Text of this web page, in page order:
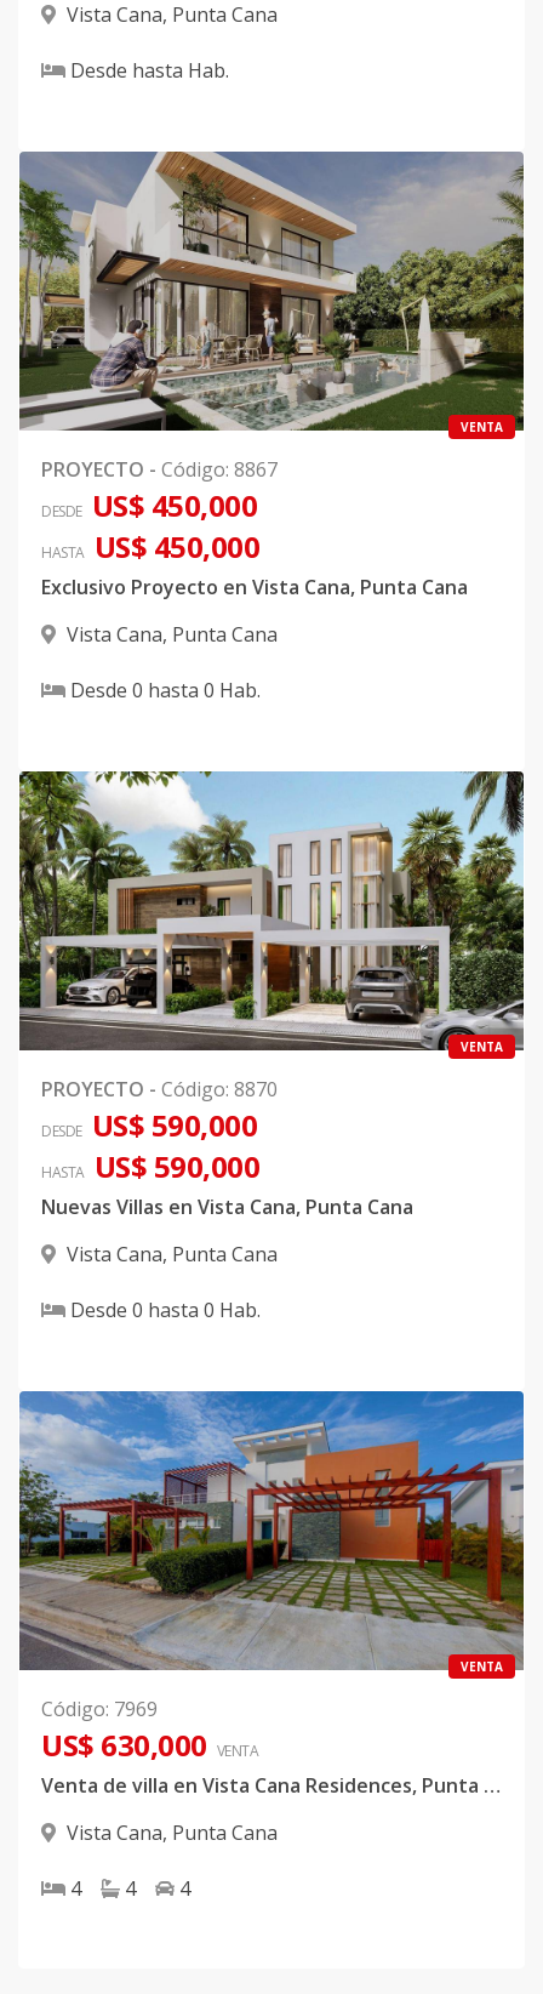
Vista Cana, Punta Cana
Desde hasta Hab.
VENTA
PROYECTO - Código: 8867
DESDE US$ 450,000
HASTA US$ 450,000
Exclusivo Proyecto en Vista Cana, Punta Cana
Vista Cana, Punta Cana
Desde 0 hasta 0 Hab.
VENTA
PROYECTO - Código: 8870
DESDE US$ 590,000
HASTA US$ 590,000
Nuevas Villas en Vista Cana, Punta Cana
Vista Cana, Punta Cana
Desde 0 hasta 0 Hab.
VENTA
Código: 7969
US$ 630,000 VENTA
Venta de villa en Vista Cana Residences, Punta cana
Vista Cana, Punta Cana
4 4 4